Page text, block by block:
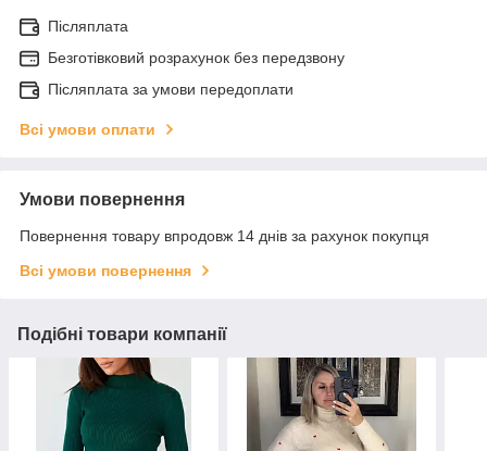
Післяплата
Безготівковий розрахунок без передзвону
Післяплата за умови передоплати
Всі умови оплати
Умови повернення
Повернення товару впродовж 14 днів за рахунок покупця
Всі умови повернення
Подібні товари компанії